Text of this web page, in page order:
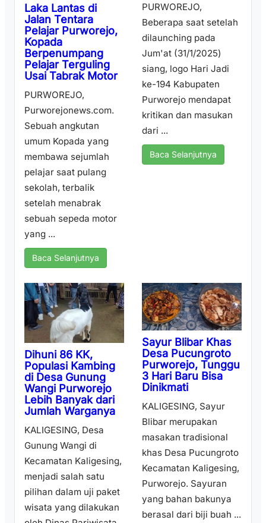
Laka Lantas di
Jalan Tentara
Pelajar Purworejo,
Kopada
Berpenumpang
Pelajar Terguling
Usai Tabrak Motor
PURWOREJO,
Purworejonews.com.
Sebuah angkutan
umum Kopada yang
membawa sejumlah
pelajar saat pulang
sekolah, terbalik
setelah menabrak
sebuah sepeda motor
yang ...
Baca Selanjutnya
PURWOREJO,
Beberapa saat setelah
dilaunching pada
Jum'at (31/1/2025)
siang, logo Hari Jadi
ke-194 Kabupaten
Purworejo mendapat
kritikan dan masukan
dari ...
Baca Selanjutnya
Dihuni 86 KK,
Populasi Kambing
di Desa Gunung
Wangi Purworejo
Lebih Banyak dari
Jumlah Warganya
KALIGESING, Desa
Gunung Wangi di
Kecamatan Kaligesing,
menjadi salah satu
pilihan dalam uji paket
wisata yang dilakukan
Sayur Blibar Khas
Desa Pucungroto
Purworejo, Tunggu
3 Hari Baru Bisa
Dinikmati
KALIGESING, Sayur
Blibar merupakan
masakan tradisional
khas Desa Pucungroto
Kecamatan Kaligesing,
Purworejo. Sayuran
yang bahan bakunya
berasal dari biji buah ...